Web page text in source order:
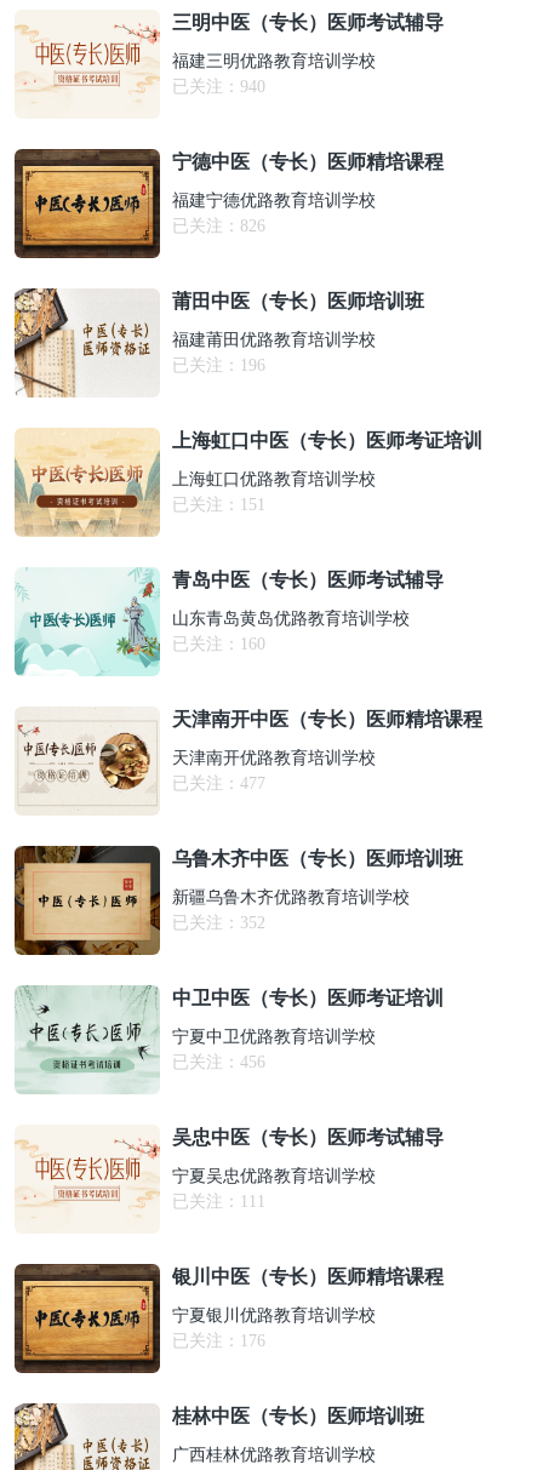
三明中医（专长）医师考试辅导
福建三明优路教育培训学校
已关注： 940
宁德中医（专长）医师精培课程
福建宁德优路教育培训学校
已关注： 826
莆田中医（专长）医师培训班
福建莆田优路教育培训学校
已关注： 196
上海虹口中医（专长）医师考证培训
上海虹口优路教育培训学校
已关注： 151
青岛中医（专长）医师考试辅导
山东青岛黄岛优路教育培训学校
已关注： 160
天津南开中医（专长）医师精培课程
天津南开优路教育培训学校
已关注： 477
乌鲁木齐中医（专长）医师培训班
新疆乌鲁木齐优路教育培训学校
已关注： 352
中卫中医（专长）医师考证培训
宁夏中卫优路教育培训学校
已关注： 456
吴忠中医（专长）医师考试辅导
宁夏吴忠优路教育培训学校
已关注： 111
银川中医（专长）医师精培课程
宁夏银川优路教育培训学校
已关注： 176
桂林中医（专长）医师培训班
广西桂林优路教育培训学校